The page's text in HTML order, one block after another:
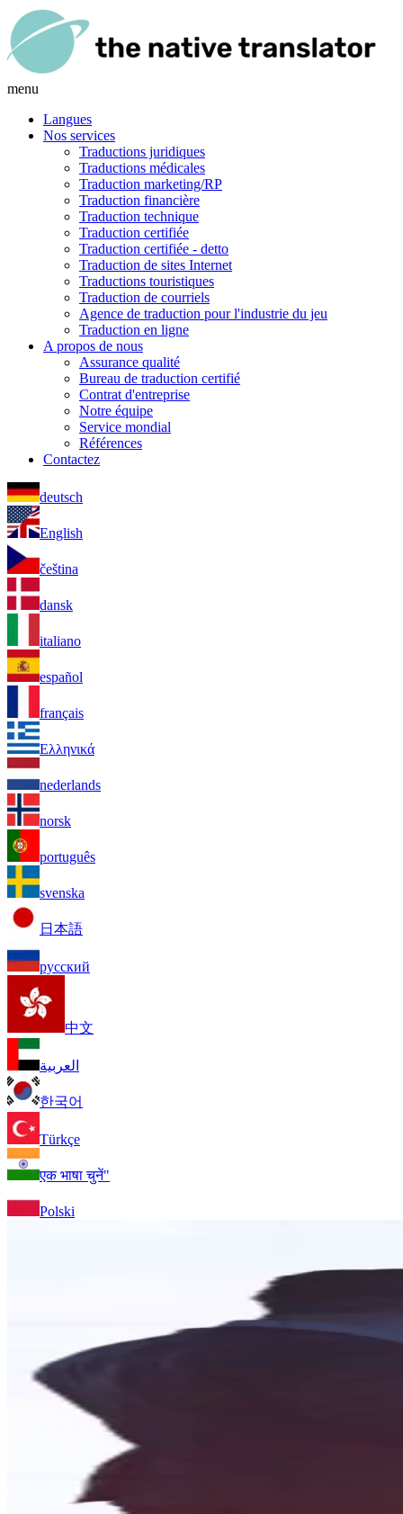
menu
Langues
Nos services
Traductions juridiques
Traductions médicales
Traduction marketing/RP
Traduction financière
Traduction technique
Traduction certifiée
Traduction certifiée - detto
Traduction de sites Internet
Traductions touristiques
Traduction de courriels
Agence de traduction pour l'industrie du jeu
Traduction en ligne
A propos de nous
Assurance qualité
Bureau de traduction certifié
Contrat d'entreprise
Notre équipe
Service mondial
Références
Contactez
deutsch
English
čeština
dansk
italiano
español
français
Ελληνικά
nederlands
norsk
português
svenska
日本語
русский
中文
العربية
한국어
Türkçe
एक भाषा चुनें"
Polski